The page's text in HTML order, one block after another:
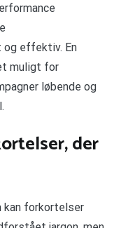
effektiv. En
muligt for
løbende og
der
kan forkortelser